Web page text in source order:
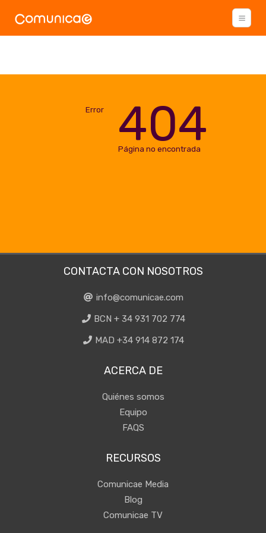
Error 404
Página no encontrada
CONTACTA CON NOSOTROS
info@comunicae.com
BCN + 34 931 702 774
MAD +34 914 872 174
ACERCA DE
Quiénes somos
Equipo
FAQS
RECURSOS
Comunicae Media
Blog
Comunicae TV